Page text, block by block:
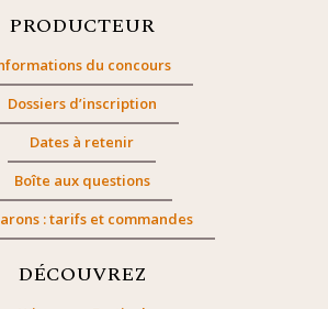
PRODUCTEUR
du concours
Dossiers d’inscription
Dates à retenir
Boîte aux questions
: tarifs et commandes
DÉCOUVREZ